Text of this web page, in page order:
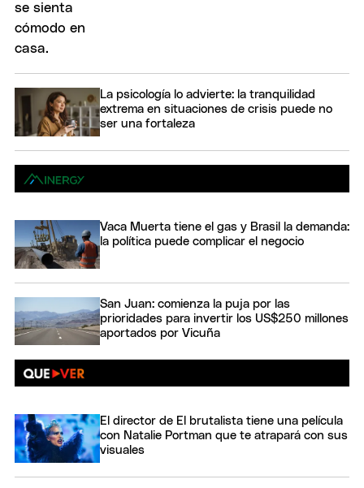
La psicología lo advierte: la tranquilidad
extrema en situaciones de crisis puede no
ser una fortaleza
Vaca Muerta tiene el gas y Brasil la demanda:
la política puede complicar el negocio
San Juan: comienza la puja por las
prioridades para invertir los US$250 millones
aportados por Vicuña
El director de El brutalista tiene una película
con Natalie Portman que te atrapará con sus
visuales